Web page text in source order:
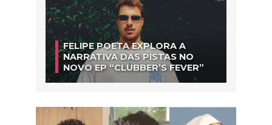
FELIPE POETA EXPLORA A
NARRATIVA DAS PISTAS NO
NOVO EP “CLUBBER’S FEVER”